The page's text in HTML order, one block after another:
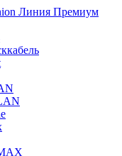
Линия Премиум